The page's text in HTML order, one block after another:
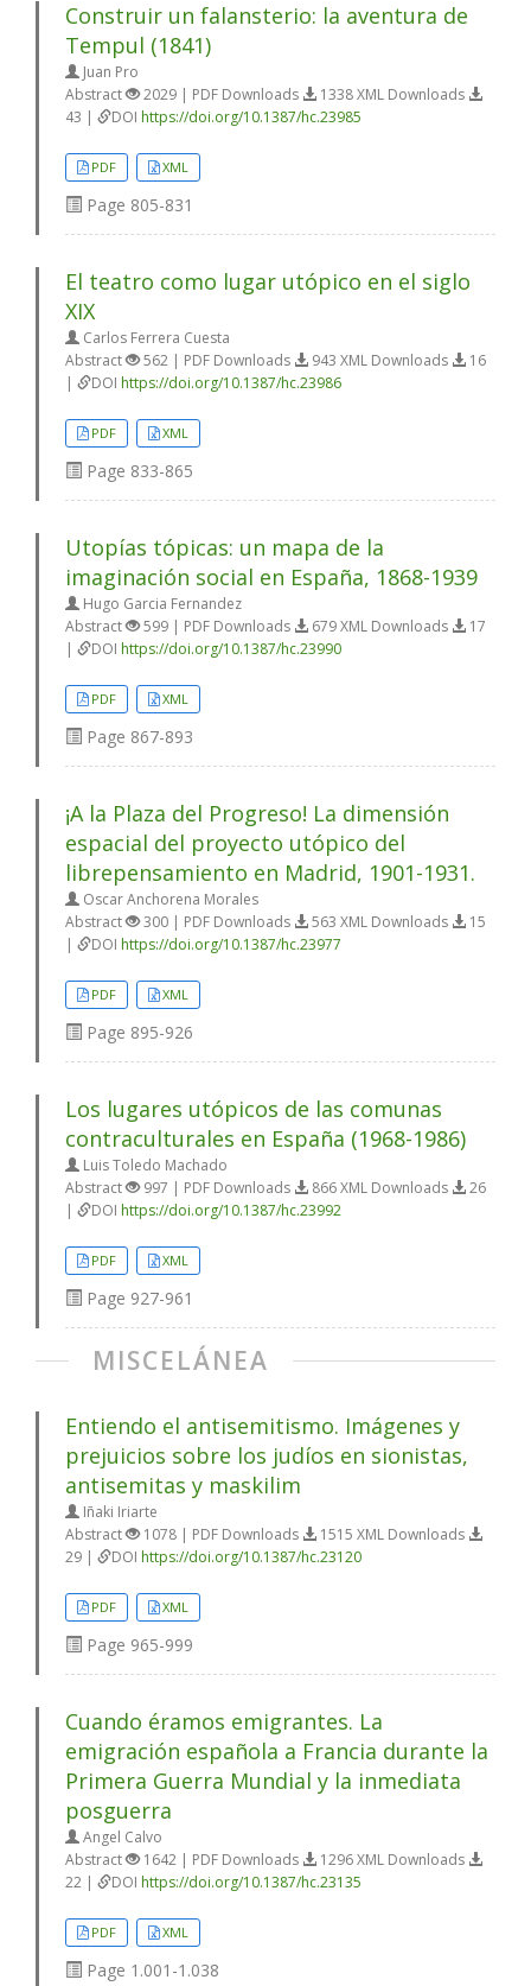
Construir un falansterio: la aventura de
Tempul (1841)
Juan Pro
Abstract
2029 | PDF Downloads
1338 XML Downloads
43 |
DOI https://doi.org/10.1387/hc.23985
PDF XML
Page 805-831
El teatro como lugar utópico en el siglo
XIX
Carlos Ferrera Cuesta
Abstract
562 | PDF Downloads 943 XML Downloads
16
|
DOI https://doi.org/10.1387/hc.23986
PDF XML
Page 833-865
Utopías tópicas: un mapa de la
imaginación social en España, 1868-1939
Hugo Garcia Fernandez
Abstract
599 | PDF Downloads 679 XML Downloads
17
|
DOI https://doi.org/10.1387/hc.23990
PDF XML
Page 867-893
¡A la Plaza del Progreso! La dimensión
espacial del proyecto utópico del
librepensamiento en Madrid, 1901-1931.
Oscar Anchorena Morales
Abstract
300 | PDF Downloads 563 XML Downloads
15
|
DOI https://doi.org/10.1387/hc.23977
PDF XML
Page 895-926
Los lugares utópicos de las comunas
contraculturales en España (1968-1986)
Luis Toledo Machado
Abstract
997 | PDF Downloads 866 XML Downloads
26
|
DOI https://doi.org/10.1387/hc.23992
PDF XML
Page 927-961
MISCELÁNEA
Entiendo el antisemitismo. Imágenes y
prejuicios sobre los judíos en sionistas,
antisemitas y maskilim
Iñaki Iriarte
Abstract
1078 | PDF Downloads
1515 XML Downloads
29 |
DOI https://doi.org/10.1387/hc.23120
PDF XML
Page 965-999
Cuando éramos emigrantes. La
emigración española a Francia durante la
Primera Guerra Mundial y la inmediata
posguerra
Angel Calvo
Abstract
1642 | PDF Downloads
1296 XML Downloads
22 |
DOI https://doi.org/10.1387/hc.23135
PDF XML
Page 1.001-1.038